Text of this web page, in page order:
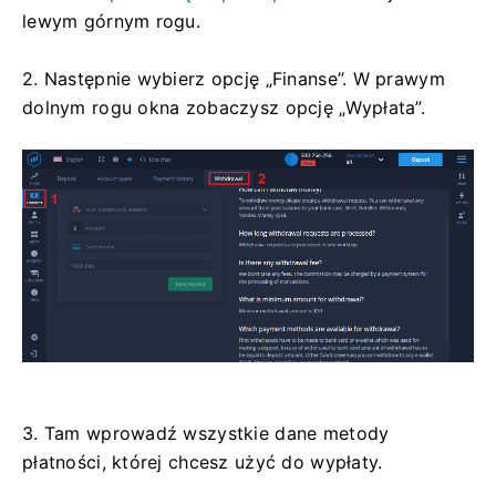
lewym górnym rogu.
2. Następnie wybierz opcję „Finanse”. W prawym
dolnym rogu okna zobaczysz opcję „Wypłata”.
3. Tam wprowadź wszystkie dane metody
płatności, której chcesz użyć do wypłaty.